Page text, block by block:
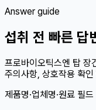
Answer guide
섭취 전 빠른 답
프로바이오틱스엔 탑 장
주의사항, 상호작용 확
제품명·업체명·원료 필드